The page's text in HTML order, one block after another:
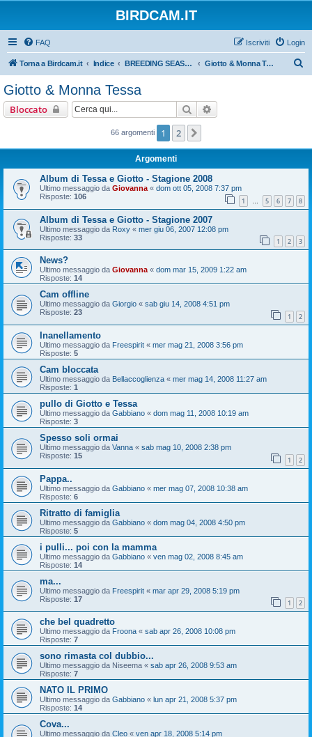
BIRDCAM.IT
FAQ Login
Iscriviti
Torna a Birdcam.it Indice BREEDING SEASONS 2007-2008 Giotto & Monna Tessa
Giotto & Monna Tessa
Bloccato Cerca
66 argomenti 1 2
Argomenti
Album di Tessa e Giotto - Stagione 2008
Ultimo messaggio da Giovanna « dom ott 05, 2008 7:37 pm
Risposte: 106 1 … 5 6 7 8
Album di Tessa e Giotto - Stagione 2007
Ultimo messaggio da Roxy « mer giu 06, 2007 12:08 pm
Risposte: 33 1 2 3
News?
Ultimo messaggio da Giovanna « dom mar 15, 2009 1:22 am
Risposte: 14
Cam offline
Ultimo messaggio da Giorgio « sab giu 14, 2008 4:51 pm
Risposte: 23 1 2
Inanellamento
Ultimo messaggio da Freespirit « mer mag 21, 2008 3:56 pm
Risposte: 5
Cam bloccata
Ultimo messaggio da Bellaccoglienza « mer mag 14, 2008 11:27 am
Risposte: 1
pullo di Giotto e Tessa
Ultimo messaggio da Gabbiano « dom mag 11, 2008 10:19 am
Risposte: 3
Spesso soli ormai
Ultimo messaggio da Vanna « sab mag 10, 2008 2:38 pm
Risposte: 15 1 2
Pappa..
Ultimo messaggio da Gabbiano « mer mag 07, 2008 10:38 am
Risposte: 6
Ritratto di famiglia
Ultimo messaggio da Gabbiano « dom mag 04, 2008 4:50 pm
Risposte: 5
i pulli... poi con la mamma
Ultimo messaggio da Gabbiano « ven mag 02, 2008 8:45 am
Risposte: 14
ma...
Ultimo messaggio da Freespirit « mar apr 29, 2008 5:19 pm
Risposte: 17 1 2
che bel quadretto
Ultimo messaggio da Froona « sab apr 26, 2008 10:08 pm
Risposte: 7
sono rimasta col dubbio...
Ultimo messaggio da Niseema « sab apr 26, 2008 9:53 am
Risposte: 7
NATO IL PRIMO
Ultimo messaggio da Gabbiano « lun apr 21, 2008 5:37 pm
Risposte: 14
Cova...
Ultimo messaggio da Cleo « ven apr 18, 2008 5:14 pm